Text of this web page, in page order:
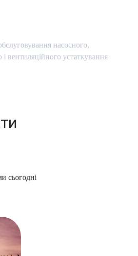
насосного,
вентиляційного устаткування
сьогодні